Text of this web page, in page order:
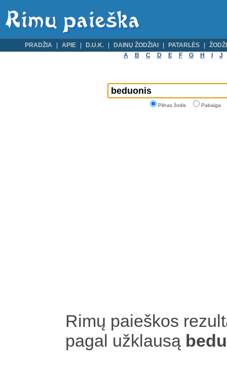
PRADŽIA APIE D.U.K. DAINŲ ŽODŽIAI PATARLĖS
A
B C D E F G H J
Pilnas žodis Pabaiga
Rimų paieškos
pagal užklausą bedu